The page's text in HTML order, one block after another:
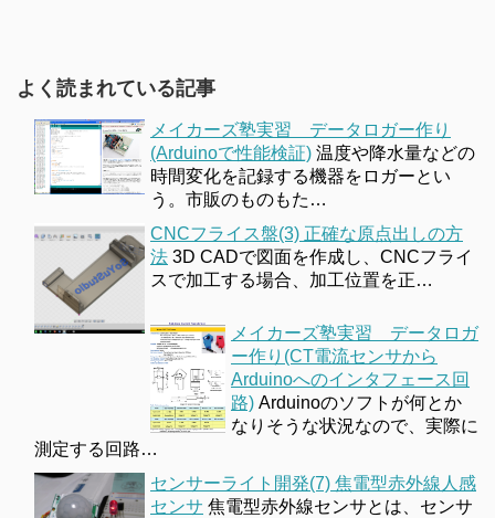
よく読まれている記事
メイカーズ塾実習 データロガー作り
(Arduinoで性能検証) 温度や降水量などの
時間変化を記録する機器をロガーとい
う。市販のものもた…
CNCフライス盤(3) 正確な原点出しの方
法 3D CADで図面を作成し、CNCフライ
スで加工する場合、加工位置を正…
メイカーズ塾実習 データロガ
ー作り(CT電流センサから
Arduinoへのインタフェース回
路) Arduinoのソフトが何とか
なりそうな状況なので、実際に
測定する回路…
センサーライト開発(7) 焦電型赤外線人感
センサ 焦電型赤外線センサとは、センサ